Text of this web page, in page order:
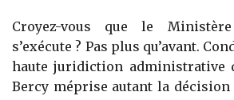
Croyez-vous que le
s’exécute ? Pas plus qu’avant.
haute juridiction administrative
Bercy méprise autant la décision